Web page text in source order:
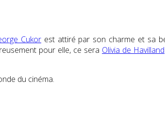
Cukorest attiré par son charme et sa
pour elle, ce sera Olivia de Havilland
du cinéma.